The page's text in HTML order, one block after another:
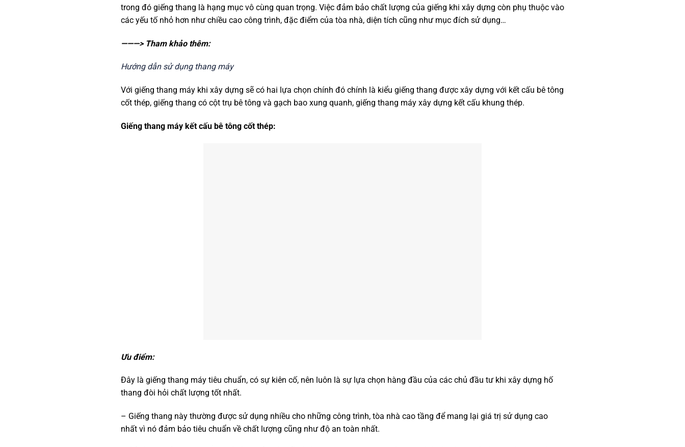
trong đó giếng thang là hạng mục vô cùng quan trọng. Việc đảm bảo chất lượng của giếng khi xây dựng còn phụ thuộc vào
các yếu tố nhỏ hơn như chiều cao công trình, đặc điểm của tòa nhà, diện tích cũng như mục đích sử dụng…
———> Tham khảo thêm:
Hướng dẫn sử dụng thang máy
Với giếng thang máy khi xây dựng sẽ có hai lựa chọn chính đó chính là kiểu giếng thang được xây dựng với kết cấu bê tông
cốt thép, giếng thang có cột trụ bê tông và gạch bao xung quanh, giếng thang máy xây dựng kết cấu khung thép.
Giếng thang máy kết cấu bê tông cốt thép:
Ưu điểm:
Đây là giếng thang máy tiêu chuẩn, có sự kiên cố, nên luôn là sự lựa chọn hàng đầu của các chủ đầu tư khi xây dựng hố
thang đòi hỏi chất lượng tốt nhất.
– Giếng thang này thường được sử dụng nhiều cho những công trình, tòa nhà cao tầng để mang lại giá trị sử dụng cao
nhất vì nó đảm bảo tiêu chuẩn về chất lượng cũng như độ an toàn nhất.